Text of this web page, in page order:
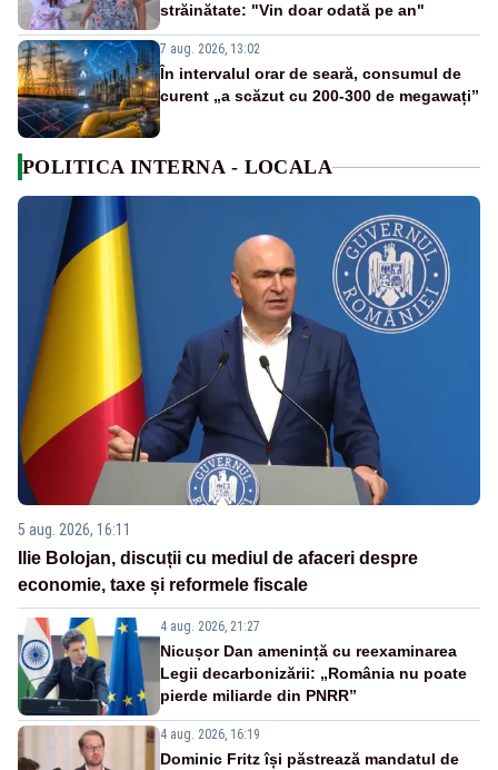
străinătate: "Vin doar odată pe an"
7 aug. 2026, 13:02
În intervalul orar de seară, consumul de
curent „a scăzut cu 200-300 de megawați”
POLITICA INTERNA - LOCALA
5 aug. 2026, 16:11
Ilie Bolojan, discuții cu mediul de afaceri despre
economie, taxe și reformele fiscale
4 aug. 2026, 21:27
Nicușor Dan amenință cu reexaminarea
Legii decarbonizării: „România nu poate
pierde miliarde din PNRR”
4 aug. 2026, 16:19
Dominic Fritz își păstrează mandatul de